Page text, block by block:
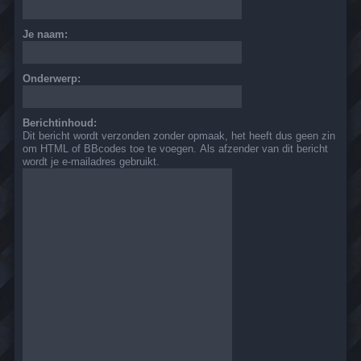
Je naam:
Onderwerp:
Berichtinhoud:
Dit bericht wordt verzonden zonder opmaak, het heeft dus geen zin
om HTML of BBcodes toe te voegen. Als afzender van dit bericht
wordt je e-mailadres gebruikt.